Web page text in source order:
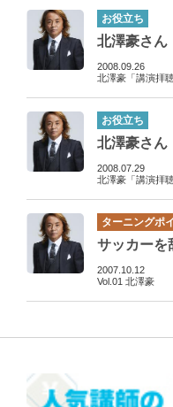
お役立ち
2008.09.26
北澤豪「講演拝
お役立ち
2008.07.29
北澤豪「講演拝
ターニングポ
2007.10.12
Vol.01 北澤豪